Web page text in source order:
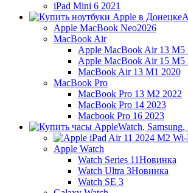
iPad Mini 6 2021
Apple MacBook Neo2026
MacBook Air
Apple MacBook Air 13 M5
Apple MacBook Air 15 M5
MacBook Air 13 M1 2020
MacBook Pro
MacBook Pro 13 M2 2022
MacBook Pro 14 2023
Macbook Pro 16 2023
Apple Watch
Watch Series 11Новинка
Watch Ultra 3Новинка
Watch SE 3